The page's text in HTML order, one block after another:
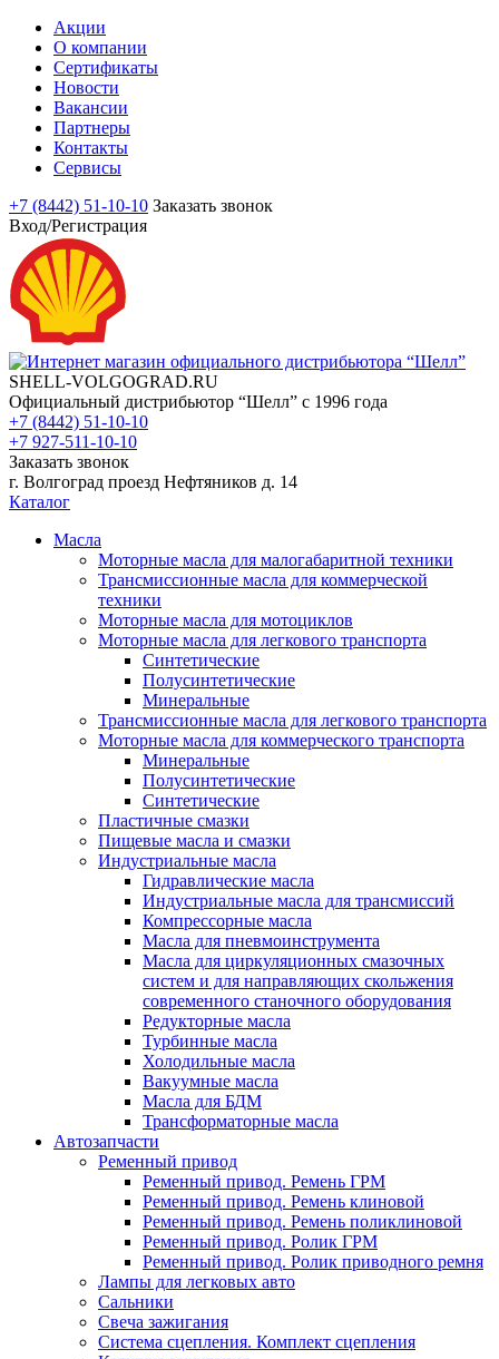
Акции
О компании
Сертификаты
Новости
Вакансии
Партнеры
Контакты
Сервисы
+7 (8442) 51-10-10 Заказать звонок
Вход/Регистрация
SHELL-VOLGOGRAD.RU
Официальный дистрибьютор “Шелл” с 1996 года
+7 (8442) 51-10-10
+7 927-511-10-10
Заказать звонок
г. Волгоград проезд Нефтяников д. 14
Каталог
Масла
Моторные масла для малогабаритной техники
Трансмиссионные масла для коммерческой
техники
Моторные масла для мотоциклов
Моторные масла для легкового транспорта
Синтетические
Полусинтетические
Минеральные
Трансмиссионные масла для легкового транспорта
Моторные масла для коммерческого транспорта
Минеральные
Полусинтетические
Синтетические
Пластичные смазки
Пищевые масла и смазки
Индустриальные масла
Гидравлические масла
Индустриальные масла для трансмиссий
Компрессорные масла
Масла для пневмоинструмента
Масла для циркуляционных смазочных
систем и для направляющих скольжения
современного станочного оборудования
Редукторные масла
Турбинные масла
Холодильные масла
Вакуумные масла
Масла для БДМ
Трансформаторные масла
Автозапчасти
Ременный привод
Ременный привод. Ремень ГРМ
Ременный привод. Ремень клиновой
Ременный привод. Ремень поликлиновой
Ременный привод. Ролик ГРМ
Ременный привод. Ролик приводного ремня
Лампы для легковых авто
Сальники
Свеча зажигания
Система сцепления. Комплект сцепления